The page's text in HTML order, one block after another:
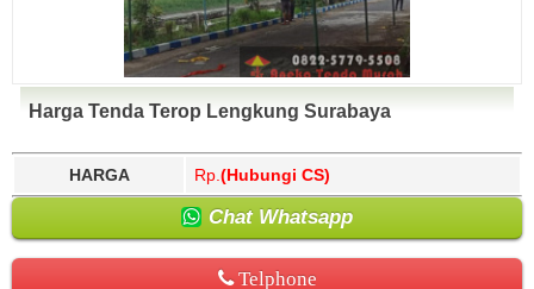
Harga Tenda Terop Lengkung Surabaya
HARGA Rp. (Hubungi CS)
Chat Whatsapp
Telphone